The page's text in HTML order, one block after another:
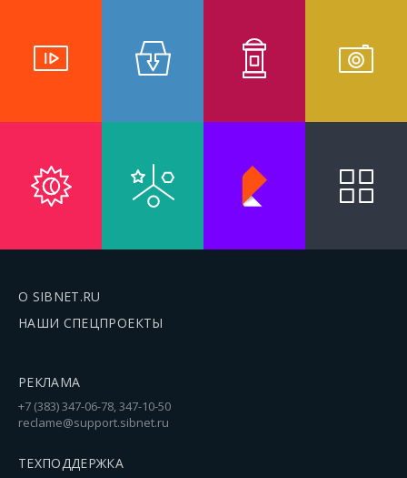
О SIBNET.RU
НАШИ СПЕЦПРОЕКТЫ
РЕКЛАМА
+7 (383) 347-06-78, 347-10-50
reclame@support.sibnet.ru
ТЕХПОДДЕРЖКА